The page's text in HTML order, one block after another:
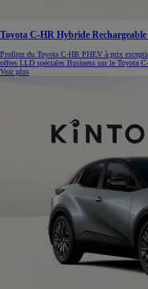
Toyota C-HR Hybride
Profitez du Toyota C-HR PHEV à prix
offres LLD spéciales Business sur le Toyota
Voir plus